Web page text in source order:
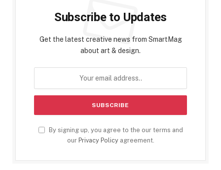
Subscribe to Updates
Get the latest creative news from SmartMag
about art & design.
By signing up, you agree to the our terms and
our Privacy Policyagreement.